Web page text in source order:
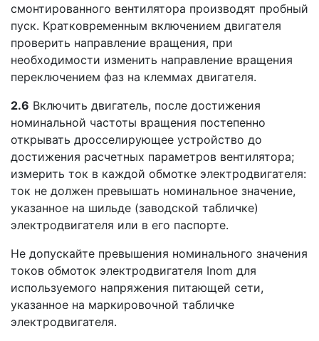
смонтированного вентилятора производят пробный
пуск. Кратковременным включением двигателя
проверить направление вращения, при
необходимости изменить направление вращения
переключением фаз на клеммах двигателя.
2.6 Включить двигатель, после достижения
номинальной частоты вращения постепенно
открывать дросселирующее устройство до
достижения расчетных параметров вентилятора;
измерить ток в каждой обмотке электродвигателя:
ток не должен превышать номинальное значение,
указанное на шильде (заводской табличке)
электродвигателя или в его паспорте.
Не допускайте превышения номинального значения
токов обмоток электродвигателя Inom для
используемого напряжения питающей сети,
указанное на маркировочной табличке
электродвигателя.